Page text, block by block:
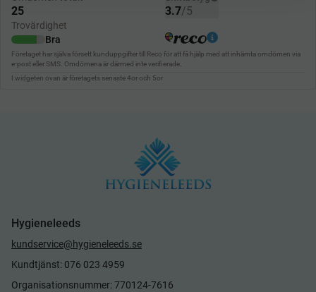
Hygieneleeds
kundservice@hygieneleeds.se
Kundtjänst: 076 023 4959
Organisationsnummer: 770124-7616